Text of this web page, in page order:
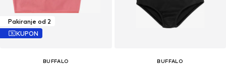
Pakiranje od 2
KUPON
BUFFALO
BUFFALO